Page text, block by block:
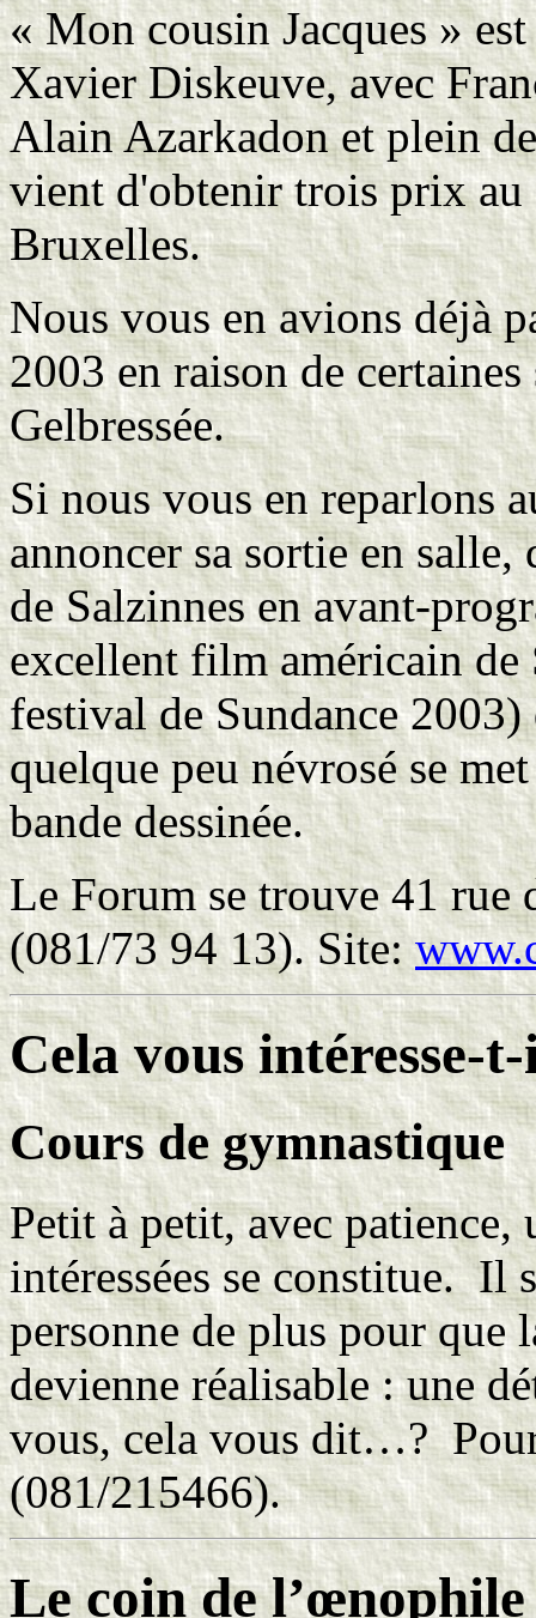
« Mon cousin Jacques »
Xavier Diskeuve, avec
Alain Azarkadon et plein
vient d'obtenir trois prix au
Bruxelles.
Nous vous en avions déjà
2003 en raison de
Gelbressée.
Si nous vous en reparlons
annoncer sa sortie en
de Salzinnes en avant-
excellent film américain
festival de Sundance
quelque peu névrosé se
bande dessinée.
Le Forum se trouve 41 rue
(081/73 94 13). Site:
Cela vous intéresse-
Cours de gymnastique
Petit à petit, avec patience,
intéressées se constitue. Il
personne de plus pour que
devienne réalisable : une
vous, cela vous dit…?
(081/215466).
Le coin de l’œnophile